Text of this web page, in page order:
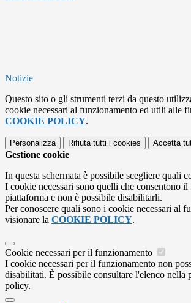
Notizie
Questo sito o gli strumenti terzi da questo
cookie necessari al funzionamento ed utili alle
COOKIE POLICY.
Personalizza Rifiuta tutti i cookies Accetta
Gestione cookie
In questa schermata è possibile scegliere quali
I cookie necessari sono quelli che consentono
piattaforma e non è possibile disabilitarli.
Per conoscere quali sono i cookie necessari al
visionare la COOKIE POLICY.
Cookie necessari per il funzionamento
I cookie necessari per il funzionamento non
disabilitati. È possibile consultare l'elenco nella
policy.